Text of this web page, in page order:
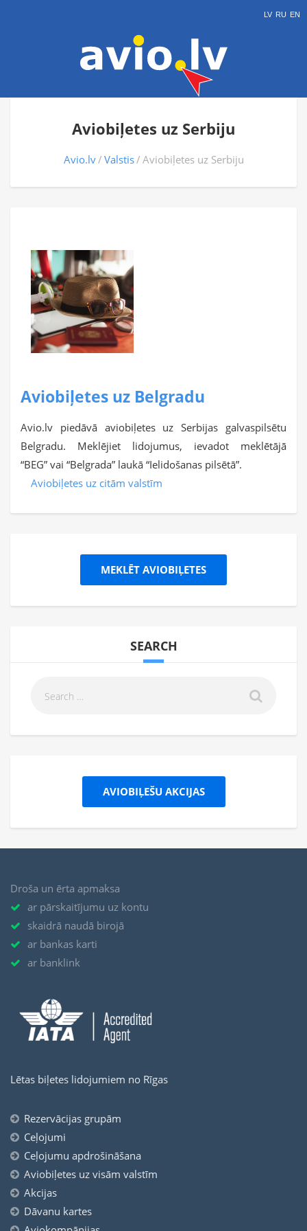
LV RU EN
Aviobiļetes uz Serbiju
Avio.lv Valstis Aviobiļetes uz Serbiju
Aviobiļetes uz Belgradu
Avio.lv piedāvā aviobiļetes uz Serbijas galvaspilsētu
Belgradu. Meklējiet lidojumus, ievadot meklētājā
“BEG” vai “Belgrada” laukā “Ielidošanas pilsētā”.
Aviobiļetes uz citām valstīm
MEKLĒT AVIOBIĻETES
SEARCH
AVIOBIĻEŠU AKCIJAS
Droša un ērta apmaksa
ar pārskaitījumu uz kontu
skaidrā naudā birojā
ar bankas karti
ar banklink
Lētas biļetes lidojumiem no Rīgas
Rezervācijas grupām
Ceļojumi
Ceļojumu apdrošināšana
Aviobiļetes uz visām valstīm
Akcijas
Dāvanu kartes